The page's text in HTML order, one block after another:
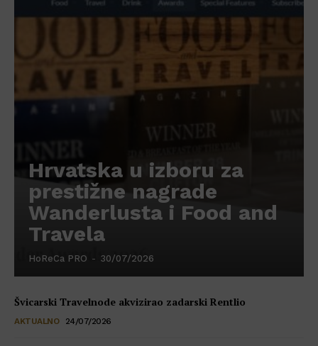
Hrvatska u izboru za
prestižne nagrade
Wanderlusta i Food and
Travela
HoReCa PRO - 30/07/2026
Švicarski Travelnode akvizirao zadarski Rentlio
AKTUALNO 24/07/2026